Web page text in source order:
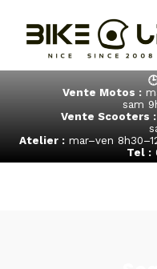
Vente Motos :
sam
Vente Scooters :
Atelier : mar–ven
Tel :